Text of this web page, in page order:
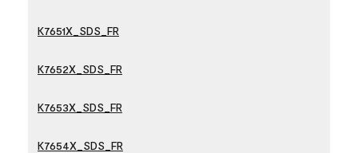
K7651X_SDS_FR
K7652X_SDS_FR
K7653X_SDS_FR
K7654X_SDS_FR